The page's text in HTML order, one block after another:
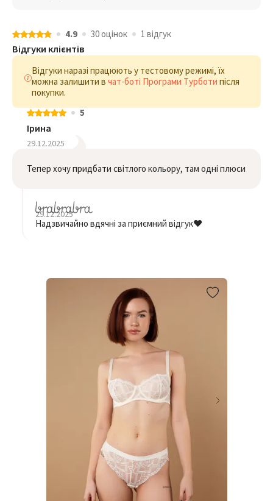
4.9 30 оцiнок 1 відгук
Відгуки клієнтів
Відгуки наразі працюють у тестовому режимі, їх
можна залишити в чат-боті Програми Турботи після
покупки.
5
Ірина
29.12.2025
Тепер хочу придбати світлого кольору, там одні плюси
29.12.2025
Надзвичайно вдячні за приємний відгук❤️